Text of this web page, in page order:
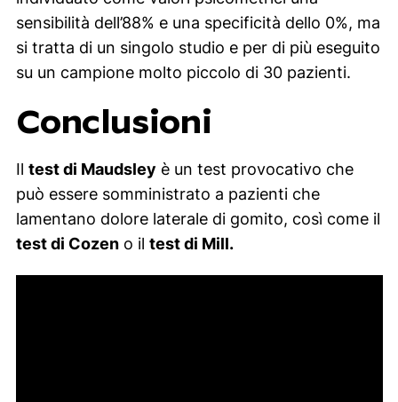
sensibilità dell’88% e una specificità dello 0%, ma
si tratta di un singolo studio e per di più eseguito
su un campione molto piccolo di 30 pazienti.
Conclusioni
Il test di Maudsley è un test provocativo che
può essere somministrato a pazienti che
lamentano dolore laterale di gomito, così come il
test di Cozeno il test di Mill.